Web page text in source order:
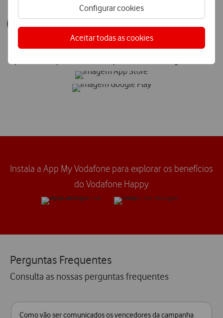
Configurar cookies
Aceitar todas as cookies
Participa
Instala a App My Vodafone para explorar os benefícios
do Vodafone Happy​
Perguntas Frequentes
Consulta as nossas perguntas frequentes
Como vão ser comunicados os vencedores da campanha